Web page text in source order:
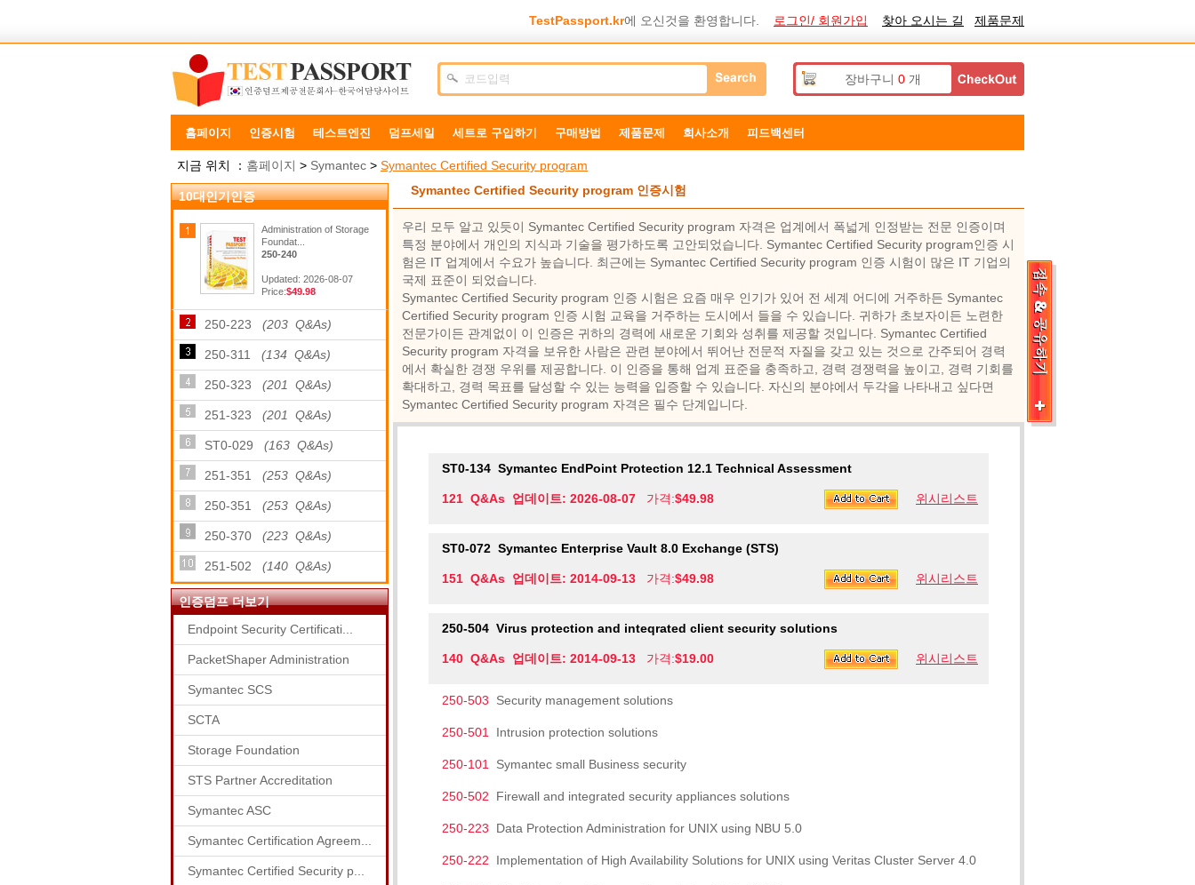
TestPassport.kr에 오신것을 환영합니다. 로그인/ 회원가입 찾아 오시는 길 제품문제
장바구니 0개
홈페이지 인증시험 테스트엔진 덤프세일 세트로 구입하기 구매방법 제품문제 희사소개 피드백센터
지금 위치 ： 홈페이지 > Symantec > Symantec Certified Security program
10대인기인증
Administration of Storage
Foundat...
250-240
Updated: 2026-08-07
Price:$49.98
250-223 (203 Q&As)
250-311 (134 Q&As)
250-323 (201 Q&As)
251-323 (201 Q&As)
ST0-029 (163 Q&As)
251-351 (253 Q&As)
250-351 (253 Q&As)
250-370 (223 Q&As)
251-502 (140 Q&As)
인증덤프 더보기
Endpoint Security Certificati...
PacketShaper Administration
Symantec SCS
SCTA
Storage Foundation
STS Partner Accreditation
Symantec ASC
Symantec Certification Agreem...
Symantec Certified Security p...
Symantec Certified Security program 인증시험
우리 모두 알고 있듯이 Symantec Certified Security program 자격은 업계에서 폭넓게 인정받는 전문 인증이며
특정 분야에서 개인의 지식과 기술을 평가하도록 고안되었습니다. Symantec Certified Security program인증 시
험은 IT 업계에서 수요가 높습니다. 최근에는 Symantec Certified Security program 인증 시험이 많은 IT 기업의
국제 표준이 되었습니다.
Symantec Certified Security program 인증 시험은 요즘 매우 인기가 있어 전 세계 어디에 거주하든 Symantec
Certified Security program 인증 시험 교육을 거주하는 도시에서 들을 수 있습니다. 귀하가 초보자이든 노련한
전문가이든 관계없이 이 인증은 귀하의 경력에 ​​새로운 기회와 성취를 제공할 것입니다. Symantec Certified
Security program 자격을 보유한 사람은 관련 분야에서 뛰어난 전문적 자질을 갖고 있는 것으로 간주되어 경력
에서 확실한 경쟁 우위를 제공합니다. 이 인증을 통해 업계 표준을 충족하고, 경력 경쟁력을 높이고, 경력 기회를
확대하고, 경력 목표를 달성할 수 있는 능력을 입증할 수 있습니다. 자신의 분야에서 두각을 나타내고 싶다면
Symantec Certified Security program 자격은 필수 단계입니다.
ST0-134 Symantec EndPoint Protection 12.1 Technical Assessment
위시리스트
121 Q&As 업데이트: 2026-08-07 가격:$49.98
ST0-072 Symantec Enterprise Vault 8.0 Exchange (STS)
위시리스트
151 Q&As 업데이트: 2014-09-13 가격:$49.98
250-504 Virus protection and inteqrated client security solutions
위시리스트
140 Q&As 업데이트: 2014-09-13 가격:$19.00
250-503 Security management solutions
250-501 Intrusion protection solutions
250-101 Symantec small Business security
250-502 Firewall and integrated security appliances solutions
250-223 Data Protection Administration for UNIX using NBU 5.0
250-222 Implementation of High Availability Solutions for UNIX using Veritas Cluster Server 4.0